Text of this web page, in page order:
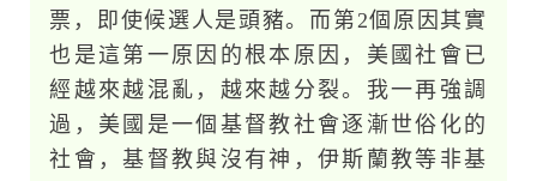
票，即使候選人是頭豬。而第2個原因其實
也是這第一原因的根本原因，美國社會已
經越來越混亂，越來越分裂。我一再強調
過，美國是一個基督教社會逐漸世俗化的
社會，基督教與沒有神，伊斯蘭教等非基